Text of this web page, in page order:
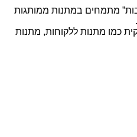
מתמחים במתנות ממותגות
כמו מתנות ללקוחות, מתנות